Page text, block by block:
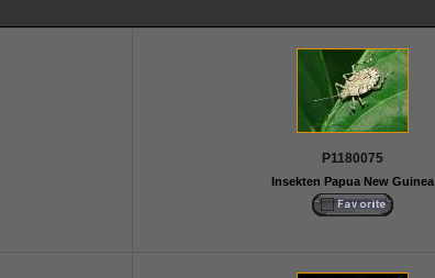
P1180075
Insekten Papua New Guinea